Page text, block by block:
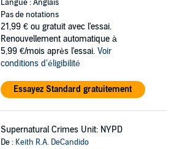
Langue : Anglais
Pas de notations
21,99 € ou gratuit avec l'essai.
Renouvellement automatique à
5,99 €/mois après l'essai. Voir
conditions d'éligibilité
Essayez Standard gratuitement
Supernatural Crimes Unit: NYPD
De : Keith R.A. DeCandido